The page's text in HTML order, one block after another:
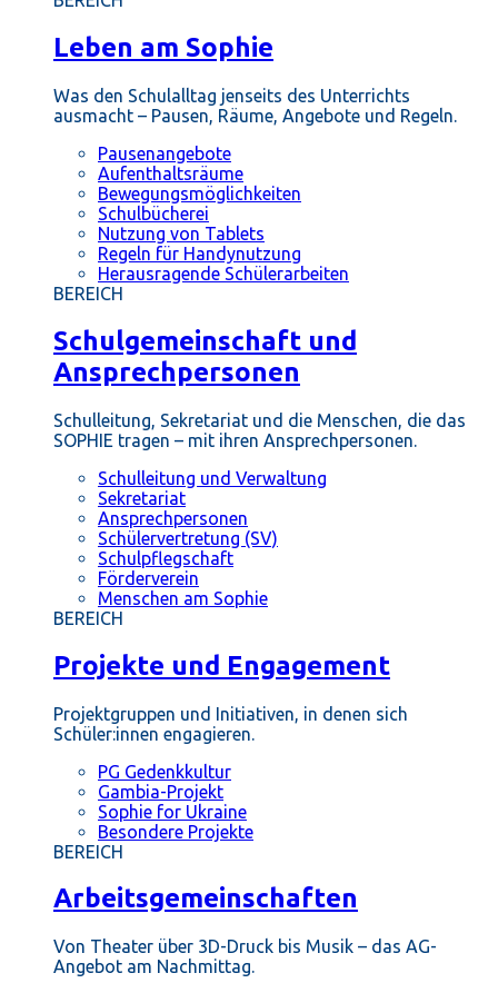
Leben am Sophie
Was den Schulalltag jenseits des Unterrichts
ausmacht – Pausen, Räume, Angebote und Regeln.
Pausenangebote
Aufenthaltsräume
Bewegungsmöglichkeiten
Schulbücherei
Nutzung von Tablets
Regeln für Handynutzung
Herausragende Schülerarbeiten
BEREICH
Schulgemeinschaft und
Ansprechpersonen
Schulleitung, Sekretariat und die Menschen, die das
SOPHIE tragen – mit ihren Ansprechpersonen.
Schulleitung und Verwaltung
Sekretariat
Ansprechpersonen
Schülervertretung (SV)
Schulpflegschaft
Förderverein
Menschen am Sophie
BEREICH
Projekte und Engagement
Projektgruppen und Initiativen, in denen sich
Schüler:innen engagieren.
PG Gedenkkultur
Gambia-Projekt
Sophie for Ukraine
Besondere Projekte
BEREICH
Arbeitsgemeinschaften
Von Theater über 3D-Druck bis Musik – das AG-
Angebot am Nachmittag.